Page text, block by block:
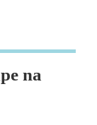
na